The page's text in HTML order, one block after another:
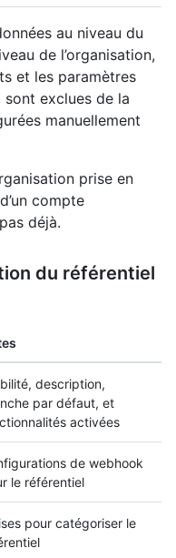
au niveau du
de l’organisation,
et les paramètres
sont exclues de la
manuellement
prise en
compte
déjà.
du référentiel
description,
par défaut, et
activées
de webhook
le référentiel
pour catégoriser le